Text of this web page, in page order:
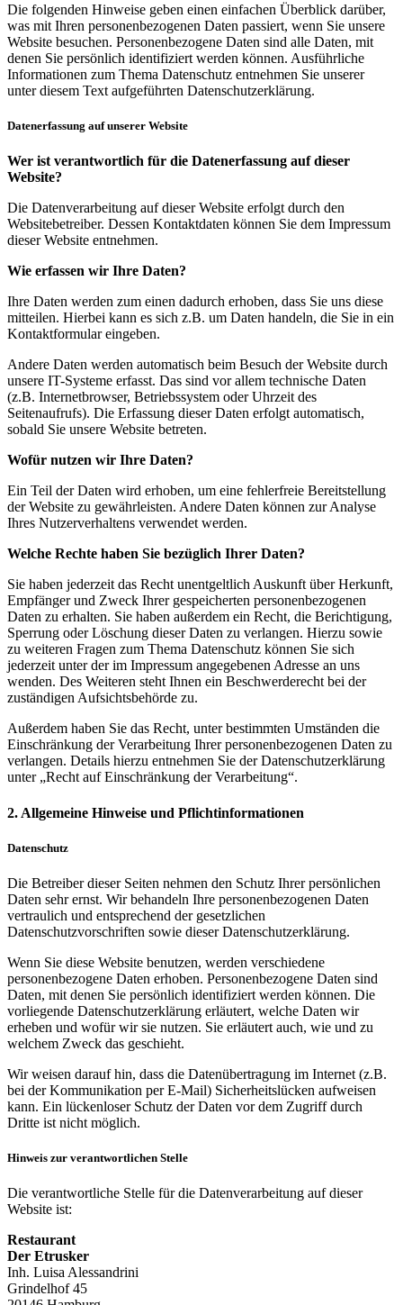
Die folgenden Hinweise geben einen einfachen Überblick darüber,
was mit Ihren personenbezogenen Daten passiert, wenn Sie unsere
Website besuchen. Personenbezogene Daten sind alle Daten, mit
denen Sie persönlich identifiziert werden können. Ausführliche
Informationen zum Thema Datenschutz entnehmen Sie unserer
unter diesem Text aufgeführten Datenschutzerklärung.
Datenerfassung auf unserer Website
Wer ist verantwortlich für die Datenerfassung auf dieser
Website?
Die Datenverarbeitung auf dieser Website erfolgt durch den
Websitebetreiber. Dessen Kontaktdaten können Sie dem Impressum
dieser Website entnehmen.
Wie erfassen wir Ihre Daten?
Ihre Daten werden zum einen dadurch erhoben, dass Sie uns diese
mitteilen. Hierbei kann es sich z.B. um Daten handeln, die Sie in ein
Kontaktformular eingeben.
Andere Daten werden automatisch beim Besuch der Website durch
unsere IT-Systeme erfasst. Das sind vor allem technische Daten
(z.B. Internetbrowser, Betriebssystem oder Uhrzeit des
Seitenaufrufs). Die Erfassung dieser Daten erfolgt automatisch,
sobald Sie unsere Website betreten.
Wofür nutzen wir Ihre Daten?
Ein Teil der Daten wird erhoben, um eine fehlerfreie Bereitstellung
der Website zu gewährleisten. Andere Daten können zur Analyse
Ihres Nutzerverhaltens verwendet werden.
Welche Rechte haben Sie bezüglich Ihrer Daten?
Sie haben jederzeit das Recht unentgeltlich Auskunft über Herkunft,
Empfänger und Zweck Ihrer gespeicherten personenbezogenen
Daten zu erhalten. Sie haben außerdem ein Recht, die Berichtigung,
Sperrung oder Löschung dieser Daten zu verlangen. Hierzu sowie
zu weiteren Fragen zum Thema Datenschutz können Sie sich
jederzeit unter der im Impressum angegebenen Adresse an uns
wenden. Des Weiteren steht Ihnen ein Beschwerderecht bei der
zuständigen Aufsichtsbehörde zu.
Außerdem haben Sie das Recht, unter bestimmten Umständen die
Einschränkung der Verarbeitung Ihrer personenbezogenen Daten zu
verlangen. Details hierzu entnehmen Sie der Datenschutzerklärung
unter „Recht auf Einschränkung der Verarbeitung“.
2. Allgemeine Hinweise und Pflichtinformationen
Datenschutz
Die Betreiber dieser Seiten nehmen den Schutz Ihrer persönlichen
Daten sehr ernst. Wir behandeln Ihre personenbezogenen Daten
vertraulich und entsprechend der gesetzlichen
Datenschutzvorschriften sowie dieser Datenschutzerklärung.
Wenn Sie diese Website benutzen, werden verschiedene
personenbezogene Daten erhoben. Personenbezogene Daten sind
Daten, mit denen Sie persönlich identifiziert werden können. Die
vorliegende Datenschutzerklärung erläutert, welche Daten wir
erheben und wofür wir sie nutzen. Sie erläutert auch, wie und zu
welchem Zweck das geschieht.
Wir weisen darauf hin, dass die Datenübertragung im Internet (z.B.
bei der Kommunikation per E-Mail) Sicherheitslücken aufweisen
kann. Ein lückenloser Schutz der Daten vor dem Zugriff durch
Dritte ist nicht möglich.
Hinweis zur verantwortlichen Stelle
Die verantwortliche Stelle für die Datenverarbeitung auf dieser
Website ist:
Restaurant
Der Etrusker
Inh. Luisa Alessandrini
Grindelhof 45